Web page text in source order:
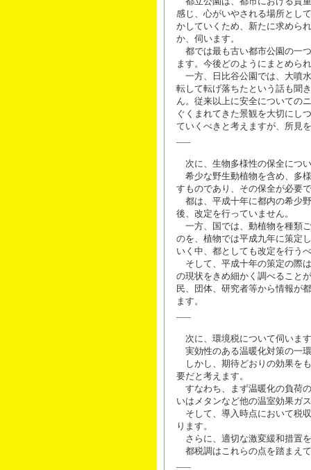
感じ、心がいやされる場所とし
かしていくため、新たに求めら
か、伺います。
都では最も古い都市公園の一
ます。今後どのようにまとめら
一方、日比谷公園では、大噴
転して転げ落ちたという話も聞
ん。従来以上に安全についての
ぐくまれてきた景観を大切にし
ていくべきと考えますが、所見
次に、生物多様性の保全につ
希少な野生動植物を含め、多
すものであり、その保全が必要
都は、平成十年に都内の希少
後、改定を行っていません。
一方、国では、動植物を種類
のを、植物では平成九年に策定
いく中、都としても改定を行う
そして、平成十年の策定の際
の現状をきめ細かく調べること
民、団体、研究者等から情報が
ます。
次に、環境税について伺いま
実効性のある温暖化対策の一
しかし、期待どおりの効果を
要だと考えます。
すなわち、まず温暖化の負荷
いはメタンなど他の温室効果ガ
そして、導入時点において税
ります。
さらに、適切な激変緩和措置
都税調はこれらの点を踏まえ